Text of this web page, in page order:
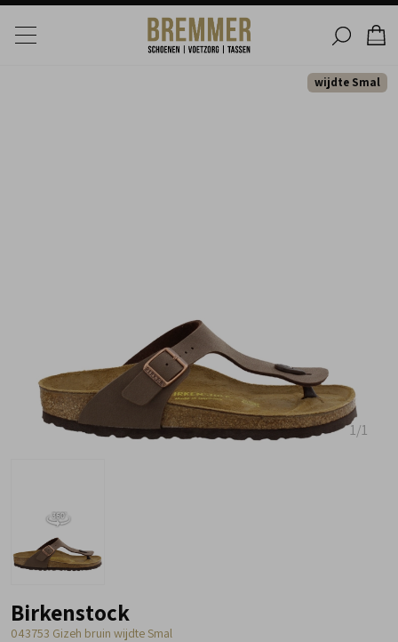
1/1
wijdte Smal
Birkenstock
043753 Gizeh bruin wijdte Smal